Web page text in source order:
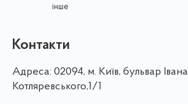
інше
Контакти
Адреса: 02094, м. Київ, бульвар Івана
Котляревського,1/1